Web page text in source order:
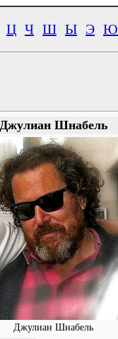
Ц Ч Ш Ы Э Ю
Джулиан Шнабель
Джулиан Шнабель